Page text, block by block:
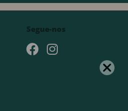
Segue-nos